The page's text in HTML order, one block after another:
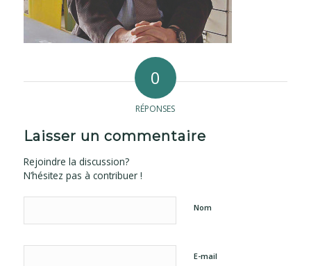
0
RÉPONSES
Laisser un commentaire
Rejoindre la discussion?
N’hésitez pas à contribuer !
Nom
E-mail